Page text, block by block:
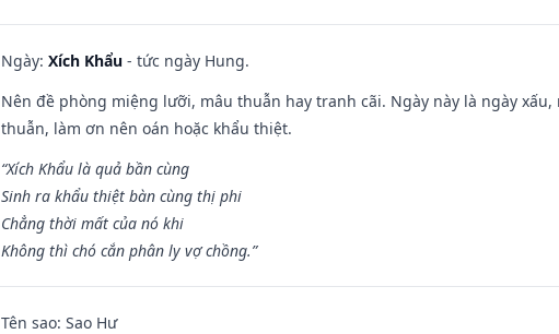
Ngày: Xích Khẩu - tức ngày Hung.
Nên đề phòng miệng lưỡi, mâu thuẫn hay tranh cãi. Ngày này là ngày
thuẫn, làm ơn nên oán hoặc khẩu thiệt.
“Xích Khẩu là quả bần cùng
Sinh ra khẩu thiệt bàn cùng thị phi
Chẳng thời mất của nó khi
Không thì chó cắn phân ly vợ chồng.”
Tên sao: Sao Hư